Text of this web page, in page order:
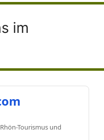
im
Tourismus und